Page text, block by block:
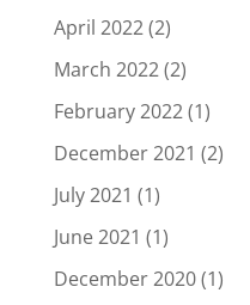
April 2022(2)
March 2022(2)
February 2022(1)
December 2021 (2)
July 2021 (1)
June 2021 (1)
December 2020(1)